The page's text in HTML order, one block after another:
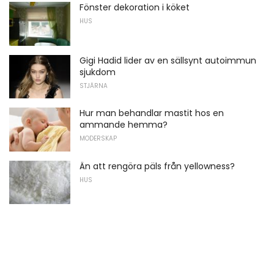
Fönster dekoration i köket
HUS
Gigi Hadid lider av en sällsynt autoimmun
sjukdom
STJÄRNA
Hur man behandlar mastit hos en
ammande hemma?
MODERSKAP
Än att rengöra päls från yellowness?
HUS